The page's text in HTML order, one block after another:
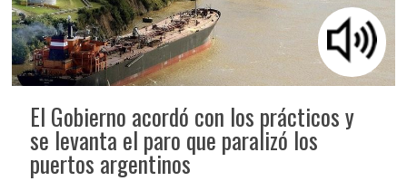
El Gobierno acordó con los prácticos y
se levanta el paro que paralizó los
puertos argentinos